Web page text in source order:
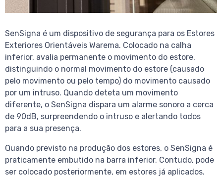
SenSigna é um dispositivo de segurança para os Estores
Exteriores Orientáveis Warema. Colocado na calha
inferior, avalia permanente o movimento do estore,
distinguindo o normal movimento do estore (causado
pelo movimento ou pelo tempo) do movimento causado
por um intruso. Quando deteta um movimento
diferente, o SenSigna dispara um alarme sonoro a cerca
de 90dB, surpreendendo o intruso e alertando todos
para a sua presença.
Quando previsto na produção dos estores, o SenSigna é
praticamente embutido na barra inferior. Contudo, pode
ser colocado posteriormente, em estores já aplicados.